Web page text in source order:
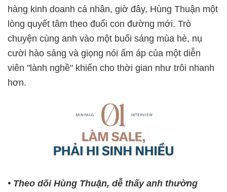
hàng kinh doanh cá nhân, giờ đây, Hùng Thuận một
lòng quyết tâm theo đuổi con đường mới. Trò
chuyện cùng anh vào một buổi sáng mùa hè, nụ
cười hào sảng và giọng nói ấm áp của một diễn
viên "lành nghề" khiến cho thời gian như trôi nhanh
hơn.
• Theo dõi Hùng Thuận, dễ thấy anh thường